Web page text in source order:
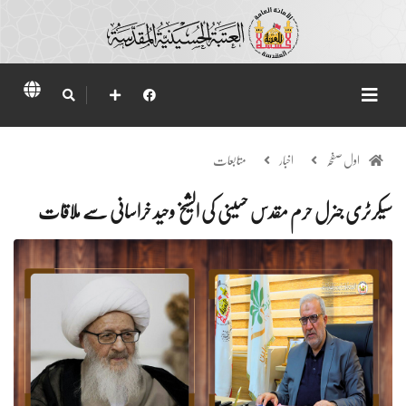
اول صفحہ اخبار متابعات
سیکرٹری جنرل حرم مقدس حسینی کی الشیخ وحید خراسانی سے ملاقات